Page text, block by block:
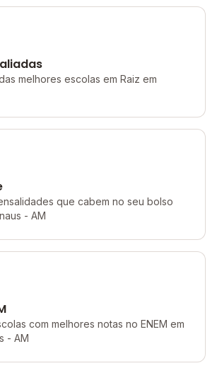
melhores escolas em Raiz em
que cabem no seu bolso
- AM
com melhores notas no ENEM em
- AM